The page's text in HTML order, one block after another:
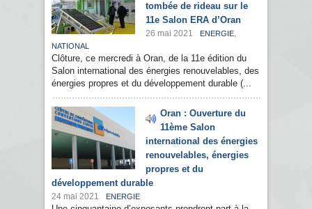
tombée de rideau sur le
11e Salon ERA d’Oran
26 mai 2021 ENERGIE,
NATIONAL
Clôture, ce mercredi à Oran, de la 11e édition du
Salon international des énergies renouvelables, des
énergies propres et du développement durable (...
Oran : Ouverture du
11ème Salon
international des énergies
renouvelables, énergies
propres et du
développement durable
24 mai 2021 ENERGIE